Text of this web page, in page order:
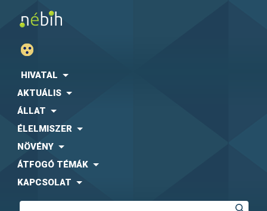
HIVATAL
AKTUÁLIS
ÁLLAT
ÉLELMISZER
NÖVÉNY
ÁTFOGÓ TÉMÁK
KAPCSOLAT